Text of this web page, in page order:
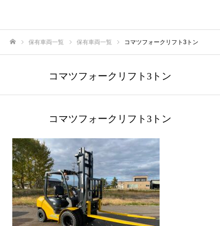
保有車両一覧 保有車両一覧 コマツフォークリフト3トン
コマツフォークリフト3トン
コマツフォークリフト3トン